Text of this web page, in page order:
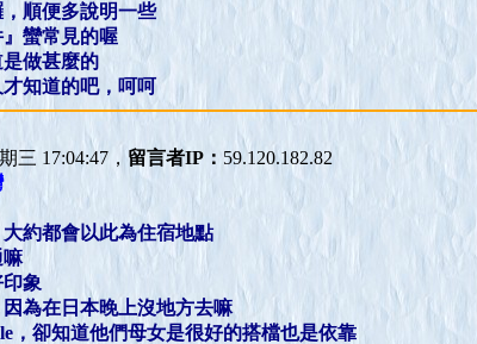
順便多說明一些
蠻常見的喔
做甚麼的
知道的吧，呵呵
三 17:04:47， 留言者IP： 59.120.182.82
約都會以此為住宿地點
嘛
象
為在日本晚上沒地方去嘛
，卻知道他們母女是很好的搭檔也是依靠